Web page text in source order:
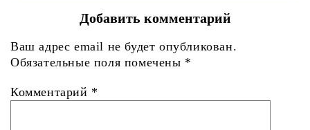
Добавить комментарий
Ваш адрес email не будет опубликован.
Обязательные поля помечены *
Комментарий *